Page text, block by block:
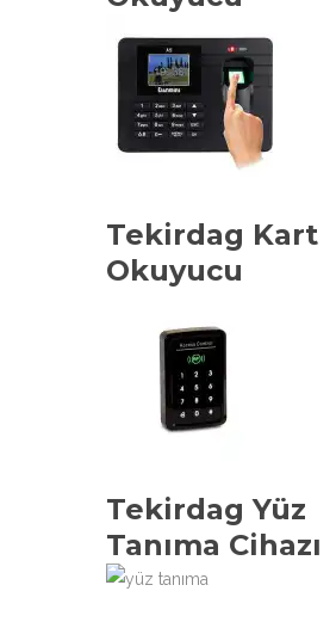
Tekirdag Kart
Okuyucu
Tekirdag Yüz
Tanıma Cihazı